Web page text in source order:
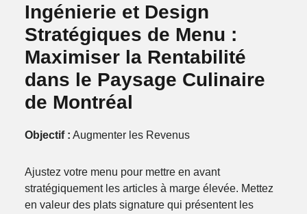
Ingénierie et Design
Stratégiques de Menu :
Maximiser la Rentabilité
dans le Paysage Culinaire
de Montréal
Objectif : Augmenter les Revenus
Ajustez votre menu pour mettre en avant
stratégiquement les articles à marge élevée. Mettez
en valeur des plats signature qui présentent les